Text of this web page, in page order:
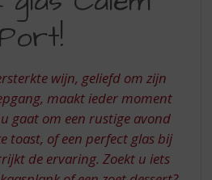
Port!
wijn, geliefd om zijn
maakt ieder moment
gaat om een rustige avond
toast, of een perfect glas bij
de ervaring. Zoekt u iets